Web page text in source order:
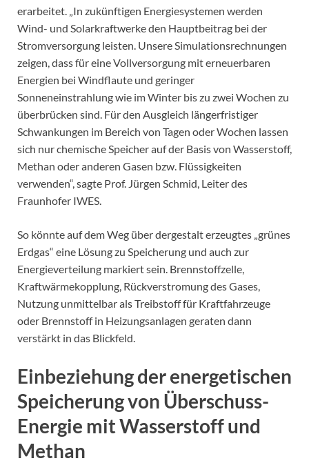
erarbeitet. „In zukünftigen Energiesystemen werden
Wind- und Solarkraftwerke den Hauptbeitrag bei der
Stromversorgung leisten. Unsere Simulationsrechnungen
zeigen, dass für eine Vollversorgung mit erneuerbaren
Energien bei Windflaute und geringer
Sonneneinstrahlung wie im Winter bis zu zwei Wochen zu
überbrücken sind. Für den Ausgleich längerfristiger
Schwankungen im Bereich von Tagen oder Wochen lassen
sich nur chemische Speicher auf der Basis von Wasserstoff,
Methan oder anderen Gasen bzw. Flüssigkeiten
verwenden“, sagte Prof. Jürgen Schmid, Leiter des
Fraunhofer IWES.
So könnte auf dem Weg über dergestalt erzeugtes „grünes
Erdgas“ eine Lösung zu Speicherung und auch zur
Energieverteilung markiert sein. Brennstoffzelle,
Kraftwärmekopplung, Rückverstromung des Gases,
Nutzung unmittelbar als Treibstoff für Kraftfahrzeuge
oder Brennstoff in Heizungsanlagen geraten dann
verstärkt in das Blickfeld.
Einbeziehung der energetischen
Speicherung von Überschuss-
Energie mit Wasserstoff und
Methan